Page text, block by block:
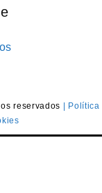
reservados
| Política